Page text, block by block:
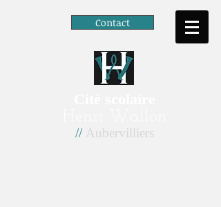
Contact
//Aubervilliers